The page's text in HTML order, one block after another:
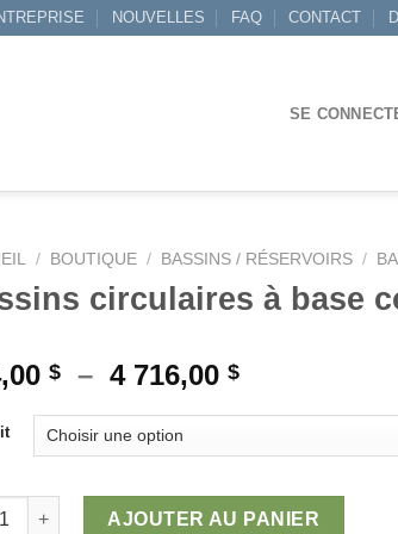
NOUVELLES FAQ CONTACT
SE
/ BOUTIQUE / BASSINS / RÉSERVOIRS /
circulaires à base
$ – 4 716,00 $Plage
804,00 $
à
4
de Bassins circulaires à base conique
AJOUTER AU PANIER